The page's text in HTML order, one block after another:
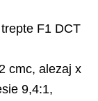
F1 DCT
cmc, alezaj x
9,4:1,